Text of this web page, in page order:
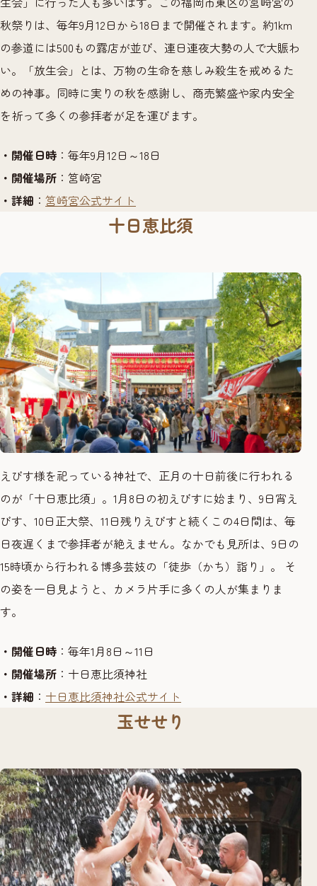
秋祭りは、毎年9月12日から18日まで開催されます。約1km
の参道には500もの露店が並び、連日連夜大勢の人で大賑わ
い。「放生会」とは、万物の生命を慈しみ殺生を戒めるた
めの神事。同時に実りの秋を感謝し、商売繁盛や家内安全
を祈って多くの参拝者が足を運びます。
・開催日時 ：毎年9月12日～18日
・開催場所 ： 筥崎宮
・詳細 ： 筥崎宮公式サイト
十日恵比須
えびす様を祀っている神社で、正月の十日前後に行われる
のが「十日恵比須」。1月8日の初えびすに始まり、9日宵え
びす、10日正大祭、11日残りえびすと続くこの4日間は、毎
日夜遅くまで参拝者が絶えません。なかでも見所は、9日の
15時頃から行われる博多芸妓の「徒歩（かち）詣り」。 そ
の姿を一目見ようと、カメラ片手に多くの人が集まりま
す。
・開催日時 ：毎年1月8日～11日
・開催場所 ：十日恵比須神社
・詳細 ： 十日恵比須神社公式サイト
玉せせり